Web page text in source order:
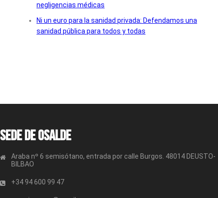
negligencias médicas
Ni un euro para la sanidad privada: Defendamos una
sanidad pública para todos y todas
Sede de OSALDE
Araba nº 6 semisótano, entrada por calle Burgos. 48014 DEUSTO-
BILBAO
+34 94 600 99 47